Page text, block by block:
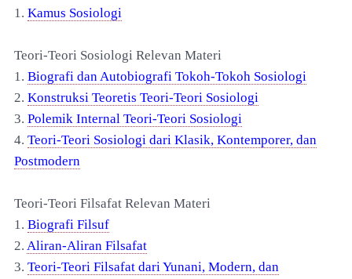
1. Kamus Sosiologi
Teori-Teori Sosiologi Relevan Materi
1. Biografi dan Autobiografi Tokoh-Tokoh Sosiologi
2. Konstruksi Teoretis Teori-Teori Sosiologi
3. Polemik Internal Teori-Teori Sosiologi
4. Teori-Teori Sosiologi dari Klasik, Kontemporer, dan
Postmodern
Teori-Teori Filsafat Relevan Materi
1. Biografi Filsuf
2. Aliran-Aliran Filsafat
3. Teori-Teori Filsafat dari Yunani, Modern, dan